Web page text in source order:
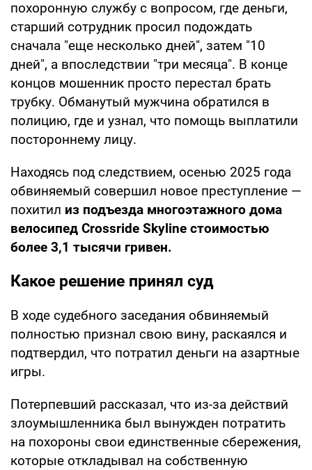
похоронную службу с вопросом, где деньги,
старший сотрудник просил подождать
сначала "еще несколько дней", затем "10
дней", а впоследствии "три месяца". В конце
концов мошенник просто перестал брать
трубку. Обманутый мужчина обратился в
полицию, где и узнал, что помощь выплатили
постороннему лицу.
Находясь под следствием, осенью 2025 года
обвиняемый совершил новое преступление —
похитил из подъезда многоэтажного дома
велосипед Crossride Skyline стоимостью
более 3,1 тысячи гривен.
Какое решение принял суд
В ходе судебного заседания обвиняемый
полностью признал свою вину, раскаялся и
подтвердил, что потратил деньги на азартные
игры.
Потерпевший рассказал, что из-за действий
злоумышленника был вынужден потратить
на похороны свои единственные сбережения,
которые откладывал на собственную